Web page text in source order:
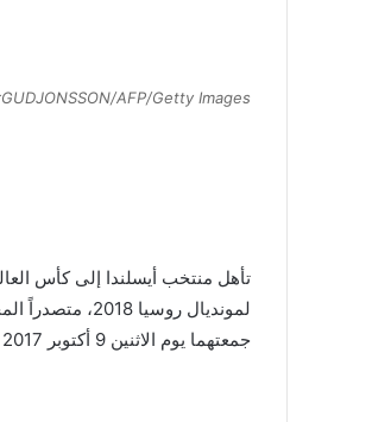
AFP/Getty Images)
تأهل منتخب أيسلندا إلى كأس
لمونديال
جمعتهما يوم الاثنين 9 أكتوبر 2017 ليصبح بذلك أصغر الدول سكاناً التي تتأهل إلى المونديال.